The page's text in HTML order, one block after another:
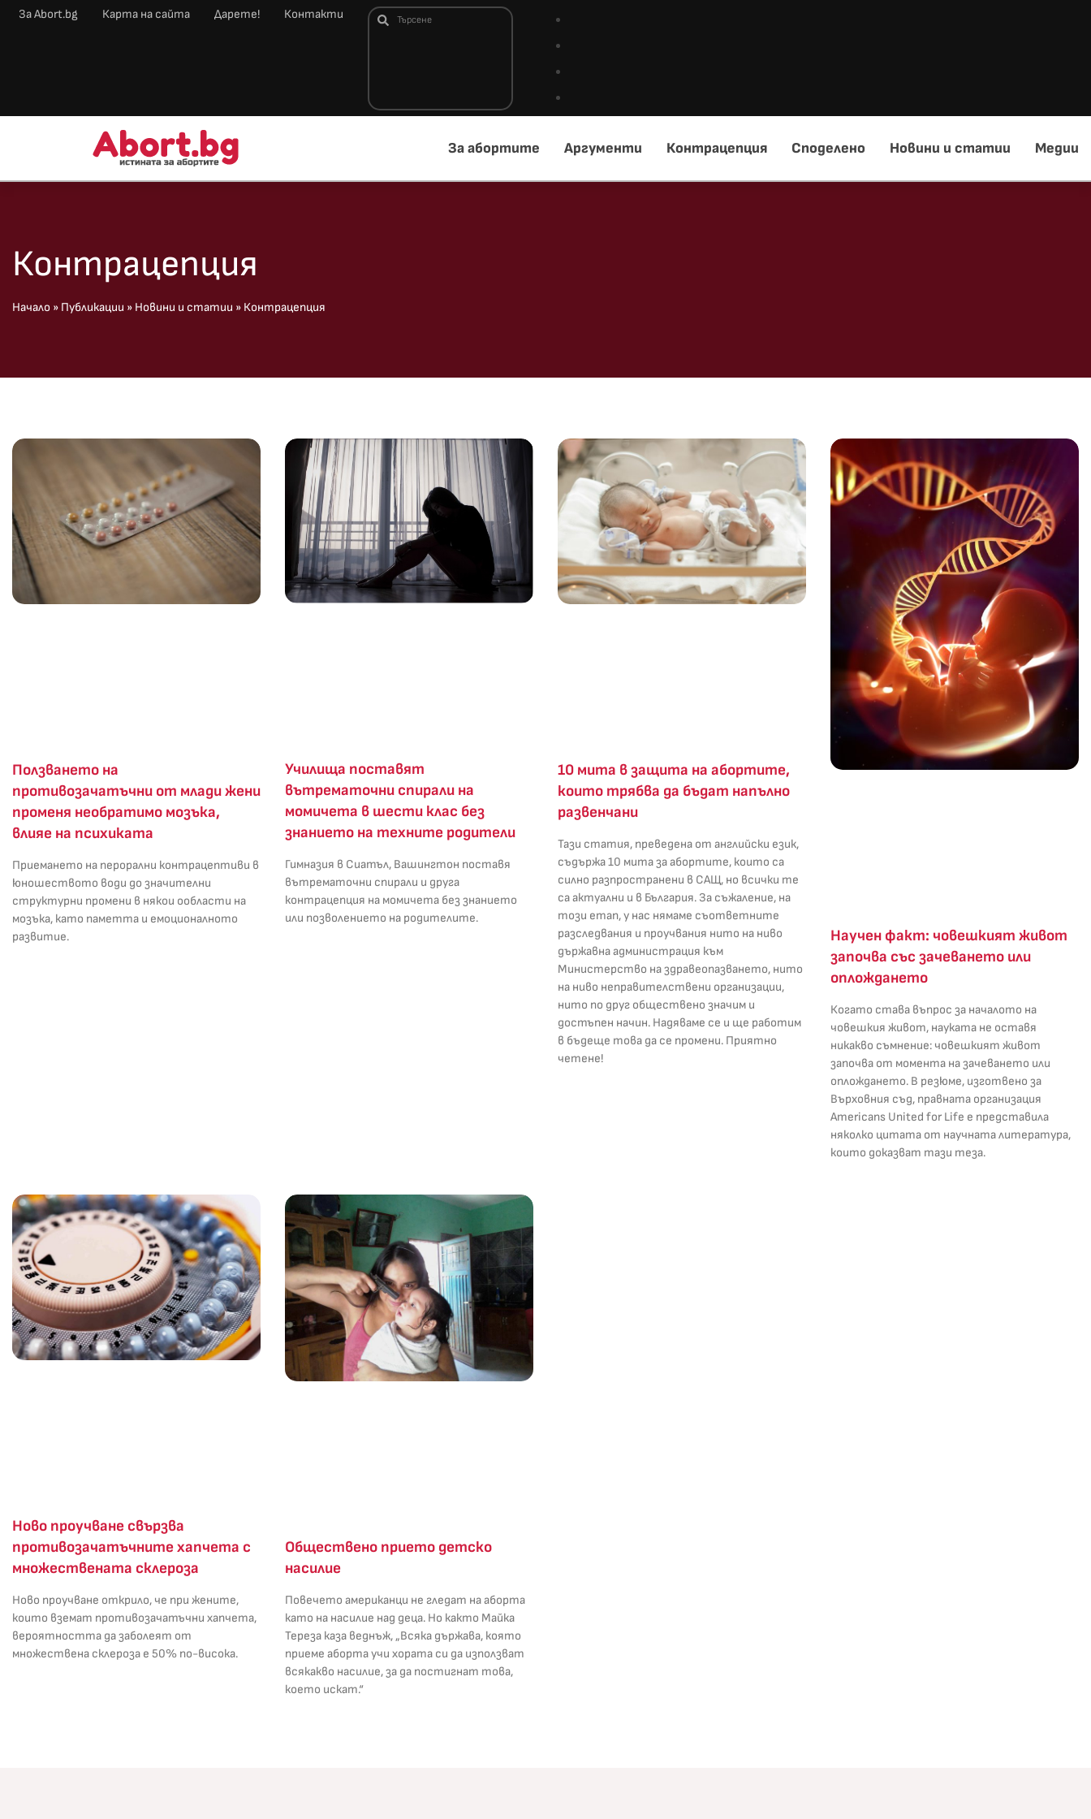
За Abort.bg Карта на сайта Дарете! Контакти
За абортите Аргументи Контрацепция Споделено Новини и статии Медии
Контрацепция
Начало » Публикации » Новини и статии » Контрацепция
Ползването на
противозачатъчни от млади жени
променя необратимо мозъка,
влияе на психиката
Приемането на перорални контрацептиви в
юношеството води до значителни
структурни промени в някои ообласти на
мозъка, като паметта и емоционалното
развитие.
Училища поставят
вътрематочни спирали на
момичета в шести клас без
знанието на техните родители
Гимназия в Сиатъл, Вашингтон поставя
вътрематочни спирали и друга
контрацепция на момичета без знанието
или позволението на родителите.
10 мита в защита на абортите,
които трябва да бъдат напълно
развенчани
Тази статия, преведена от английски език,
съдържа 10 мита за абортите, които са
силно разпространени в САЩ, но всички те
са актуални и в България. За съжаление, на
този етап, у нас нямаме съответните
разследвания и проучвания нито на ниво
държавна администрация към
Министерство на здравеопазването, нито
на ниво неправителствени организации,
нито по друг обществено значим и
достъпен начин. Надяваме се и ще работим
в бъдеще това да се промени. Приятно
четене!
Научен факт: човешкият живот
започва със зачеването или
оплождането
Когато става въпрос за началото на
човешкия живот, науката не оставя
никакво съмнение: човешкият живот
започва от момента на зачеването или
оплождането. В резюме, изготвено за
Върховния съд, правната организация
Americans United for Life е представила
няколко цитата от научната литература,
които доказват тази теза.
Ново проучване свързва
противозачатъчните хапчета с
множествената склероза
Ново проучване открило, че при жените,
които вземат противозачатъчни хапчета,
вероятността да заболеят от
множествена склероза е 50% по-висока.
Обществено прието детско
насилие
Повечето американци не гледат на аборта
като на насилие над деца. Но както Майка
Тереза каза веднъж, „Всяка държава, която
приеме аборта учи хората си да използват
всякакво насилие, за да постигнат това,
което искат.“